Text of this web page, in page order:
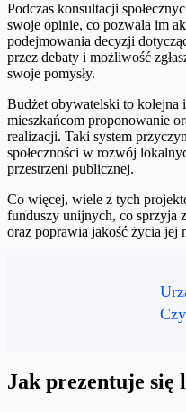
Podczas konsultacji
swoje opinie, co pozwala im
podejmowania decyzji
przez debaty i możliwość
swoje pomysły.
Budżet obywatelski to
mieszkańcom proponowanie
realizacji. Taki system
społeczności w rozwój
przestrzeni publicznej.
Co więcej, wiele z tych
funduszy unijnych, co sprzyja
oraz poprawia jakość życia jej
Jak prezentuje się